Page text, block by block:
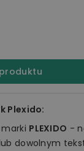
Plexido:
PLEXIDO -
dowolnym